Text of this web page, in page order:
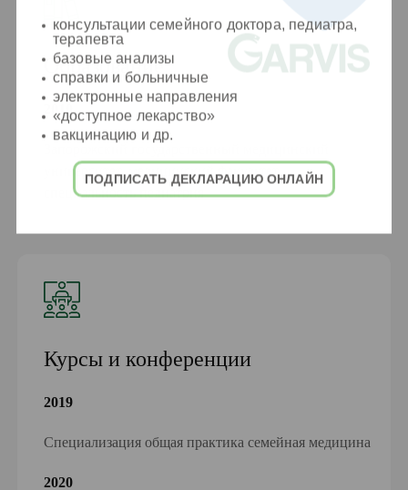
Образование
2010
университет, медицинский факультет,
специальность педиатрия
Курсы и конференции
2019
Специализация общая практика семейная медицина
2020
консультации семейного доктора, педиатра,
терапевта
базовые анализы
справки и больничные
электронные направления
«доступное лекарство»
вакцинацию и др.
ПОДПИСАТЬ ДЕКЛАРАЦИЮ ОНЛАЙН